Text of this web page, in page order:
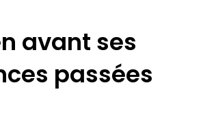
avant ses
passées